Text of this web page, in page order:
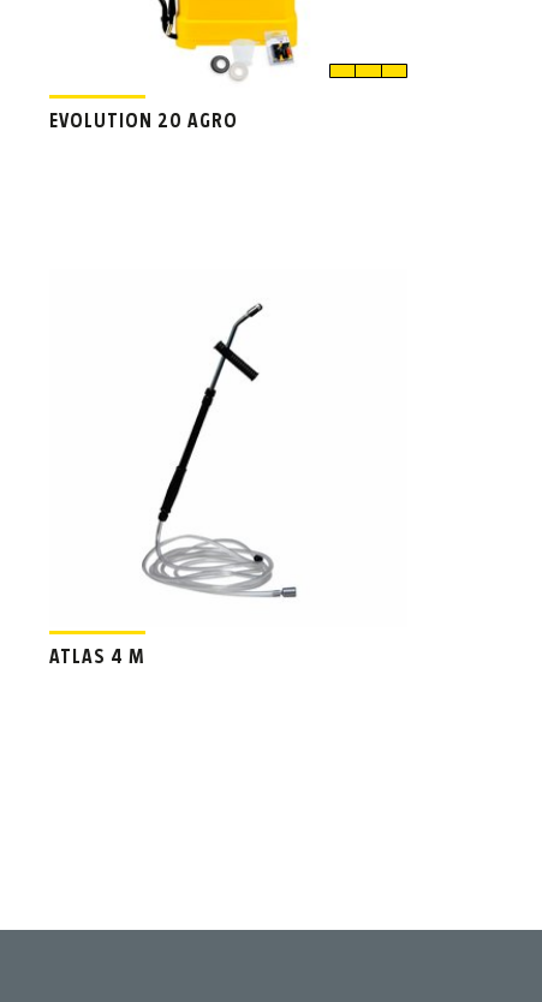
EVOLUTION 20 AGRO
ATLAS 4 M